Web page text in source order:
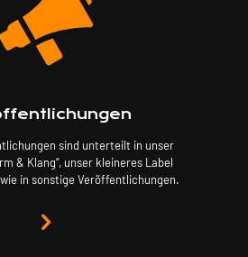
sind unterteilt in unser
& Klang“, unser kleineres Label
in sonstige Veröffentlichungen.